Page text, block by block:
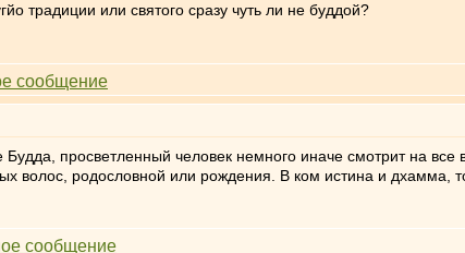
традиции или святого сразу чуть ли не буддой?
просветленный человек немного иначе смотрит на
волос, родословной или рождения. В ком истина и дхамма,